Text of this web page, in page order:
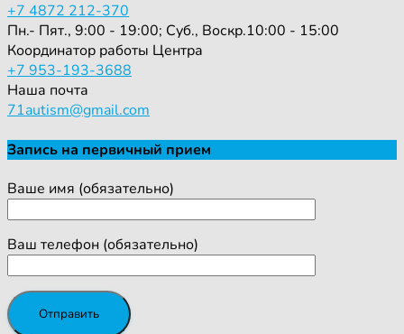
+7 4872 212-370
Пн.- Пят., 9:00 - 19:00; Суб., Воскр.10:00 - 15:00
Координатор работы Центра
+7 953-193-3688
Наша почта
71autism@gmail.com
Запись на первичный прием
Ваше имя (обязательно)
Ваш телефон (обязательно)